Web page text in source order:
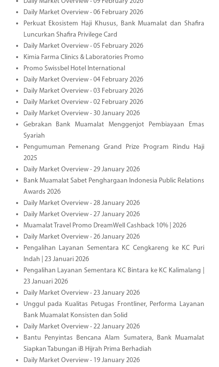
Daily Market Overview - 06 February 2026
Perkuat Ekosistem Haji Khusus, Bank Muamalat dan Shafira
Luncurkan Shafira Privilege Card
Daily Market Overview - 05 February 2026
Kimia Farma Clinics & Laboratories Promo
Promo Swissbel Hotel International
Daily Market Overview - 04 February 2026
Daily Market Overview - 03 February 2026
Daily Market Overview - 02 February 2026
Daily Market Overview - 30 January 2026
Gebrakan Bank Muamalat Menggenjot Pembiayaan Emas
Syariah
Pengumuman Pemenang Grand Prize Program Rindu Haji
2025
Daily Market Overview - 29 January 2026
Bank Muamalat Sabet Penghargaan Indonesia Public Relations
Awards 2026
Daily Market Overview - 28 January 2026
Daily Market Overview - 27 January 2026
Muamalat Travel Promo DreamWell Cashback 10% | 2026
Daily Market Overview - 26 January 2026
Pengalihan Layanan Sementara KC Cengkareng ke KC Puri
Indah | 23 Januari 2026
Pengalihan Layanan Sementara KC Bintara ke KC Kalimalang |
23 Januari 2026
Daily Market Overview - 23 January 2026
Unggul pada Kualitas Petugas Frontliner, Performa Layanan
Bank Muamalat Konsisten dan Solid
Daily Market Overview - 22 January 2026
Bantu Penyintas Bencana Alam Sumatera, Bank Muamalat
Siapkan Tabungan iB Hijrah Prima Berhadiah
Daily Market Overview - 19 January 2026